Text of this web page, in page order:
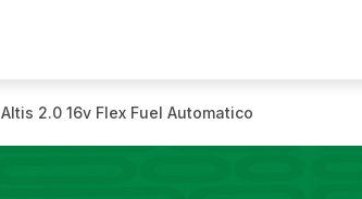
Altis 2.0 16v Flex Fuel Automatico